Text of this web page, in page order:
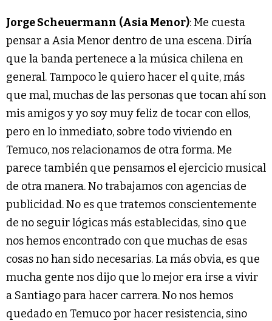
Jorge Scheuermann (Asia Menor): Me cuesta
pensar a Asia Menor dentro de una escena. Diría
que la banda pertenece a la música chilena en
general. Tampoco le quiero hacer el quite, más
que mal, muchas de las personas que tocan ahí son
mis amigos y yo soy muy feliz de tocar con ellos,
pero en lo inmediato, sobre todo viviendo en
Temuco, nos relacionamos de otra forma. Me
parece también que pensamos el ejercicio musical
de otra manera. No trabajamos con agencias de
publicidad. No es que tratemos conscientemente
de no seguir lógicas más establecidas, sino que
nos hemos encontrado con que muchas de esas
cosas no han sido necesarias. La más obvia, es que
mucha gente nos dijo que lo mejor era irse a vivir
a Santiago para hacer carrera. No nos hemos
quedado en Temuco por hacer resistencia, sino